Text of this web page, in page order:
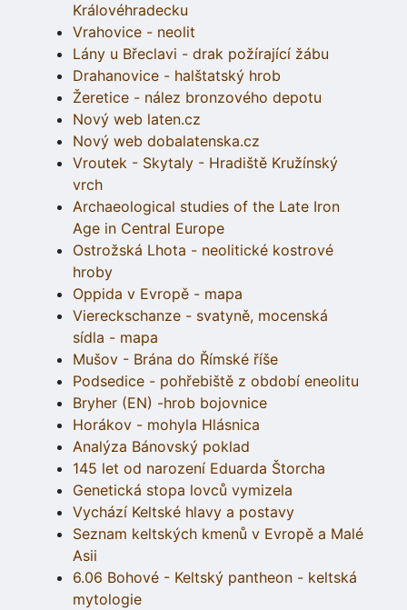
Královéhradecku
Vrahovice - neolit
Lány u Břeclavi - drak požírající žábu
Drahanovice - halštatský hrob
Žeretice - nález bronzového depotu
Nový web laten.cz
Nový web dobalatenska.cz
Vroutek - Skytaly - Hradiště Kružínský
vrch
Archaeological studies of the Late Iron
Age in Central Europe
Ostrožská Lhota - neolitické kostrové
hroby
Oppida v Evropě - mapa
Viereckschanze - svatyně, mocenská
sídla - mapa
Mušov - Brána do Římské říše
Podsedice - pohřebiště z období eneolitu
Bryher (EN) -hrob bojovnice
Horákov - mohyla Hlásnica
Analýza Bánovský poklad
145 let od narození Eduarda Štorcha
Genetická stopa lovců vymizela
Vychází Keltské hlavy a postavy
Seznam keltských kmenů v Evropě a Malé
Asii
6.06 Bohové - Keltský pantheon - keltská
mytologie